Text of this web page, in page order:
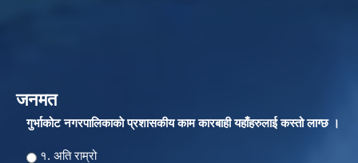
जनमत
गुर्भाकोट नगरपालिकाकाे प्रशासकीय काम कारबाही यहाँहरुलाई कस्तो लाग्छ ।
Choices
१. अति राम्रो